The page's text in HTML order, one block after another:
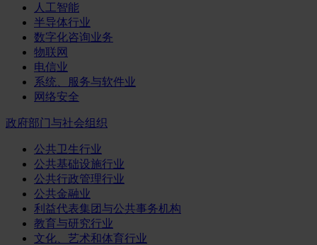
人工智能
半导体行业
数字化咨询业务
物联网
电信业
系统、服务与软件业
网络安全
政府部门与社会组织
公共卫生行业
公共基础设施行业
公共行政管理行业
公共金融业
利益代表集团与公共事务机构
教育与研究行业
文化、艺术和体育行业